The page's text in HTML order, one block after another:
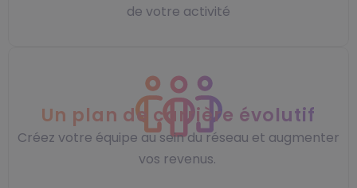
de votre activité
Un plan de carrière évolutif
Créez votre équipe au sein du réseau et augmenter
vos revenus.